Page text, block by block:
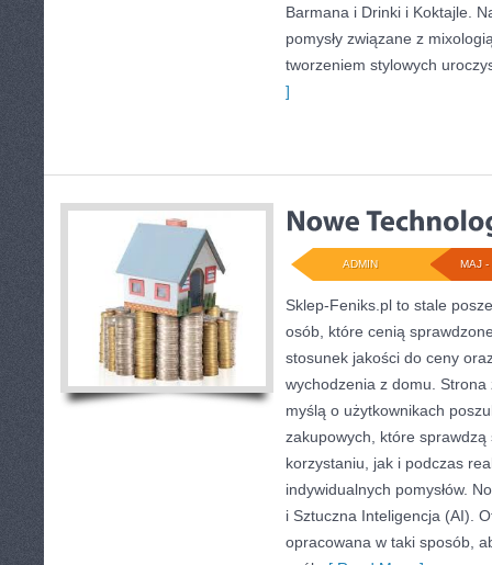
Barmana i Drinki i Koktajle.
pomysły związane z
tworzeniem stylowych
]
MAJ -
ADMIN
Sklep-Feniks.pl to stale
osób, które cenią
stosunek jakości do ceny
wychodzenia z domu. Strona
myślą o użytkownikach
zakupowych, które
korzystaniu, jak i podczas
indywidualnych pomysłów.
i Sztuczna Inteligencja (AI).
opracowana w taki sposób,